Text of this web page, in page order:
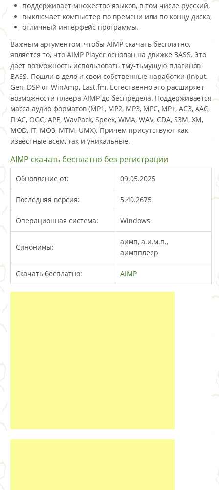
поддерживает множество языков, в том числе русский,
выключает компьютер по времени или по концу диска,
отличный интерфейс программы.
Важным аргументом, чтобы AIMP скачать бесплатно,
является то, что AIMP Player основан на движке BASS. Это
дает возможность использовать тму-тьмущую плагинов
BASS. Пошли в дело и свои собственные наработки (Input,
Gen, DSP от WinAmp, Last.fm. Естественно это расширяет
возможности плеера AIMP до беспредела. Поддерживается
масса аудио форматов (MP1, MP2, MP3, MPC, MP+, AC3, AAC,
FLAC, OGG, APE, WavPack, Speex, WMA, WAV, CDA, S3M, XM,
MOD, IT, MO3, MTM, UMX). Причем присутствуют как
известные всем, так и уникальные.
AIMP скачать бесплатно без регистрации
Обновление от: 09.05.2025
Последняя версия: 5.40.2675
Операционная система: Windows
Синонимы:
аимп, а.и.м.п.,
аимпплеер
Скачать бесплатно: AIMP